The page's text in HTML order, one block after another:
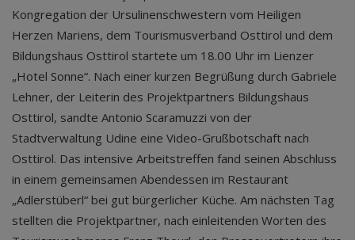
Kongregation der Ursulinenschwestern vom Heiligen
Herzen Mariens, dem Tourismusverband Osttirol und dem
Bildungshaus Osttirol startete um 18.00 Uhr im Lienzer
„Hotel Sonne“. Nach einer kurzen Begrüßung durch Gabriele
Lehner, der Leiterin des Projektpartners Bildungshaus
Osttirol, sandte Antonio Scaramuzzi von der
Stadtverwaltung Udine eine Video-Grußbotschaft nach
Osttirol. Das intensive Arbeitstreffen fand seinen Abschluss
in einem gemeinsamen Abendessen im Restaurant
„Adlerstüberl“ bei gut bürgerlicher Küche. Am nächsten Tag
stellten die Projektpartner, nach einleitenden Worten des